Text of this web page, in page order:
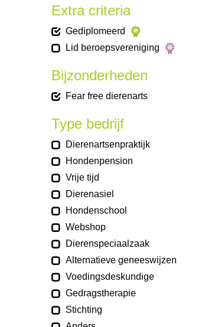
Extra criteria
Gediplomeerd
Lid beroepsvereniging
Bijzonderheden
Fear free dierenarts
Type bedrijf
Dierenartsenpraktijk
Hondenpension
Vrije tijd
Dierenasiel
Hondenschool
Webshop
Dierenspeciaalzaak
Alternatieve geneeswijzen
Voedingsdeskundige
Gedragstherapie
Stichting